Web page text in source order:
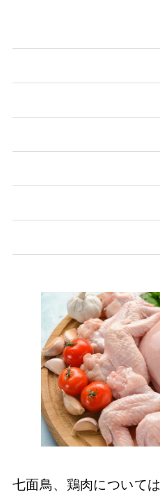
七面鳥、鶏肉について